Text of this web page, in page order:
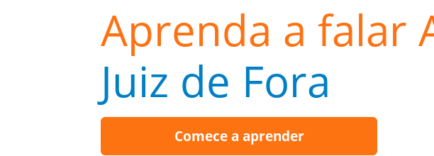
Aprenda a falar
Juiz de Fora
Comece a aprender